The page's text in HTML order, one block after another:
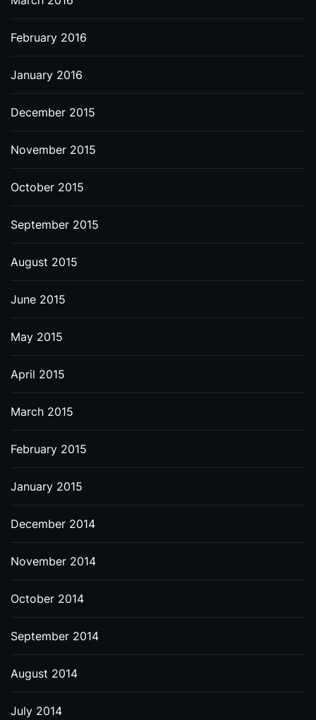
February 2016
January 2016
December 2015
November 2015
October 2015
September 2015
August 2015
June 2015
May 2015
April 2015
March 2015
February 2015
January 2015
December 2014
November 2014
October 2014
September 2014
August 2014
July 2014